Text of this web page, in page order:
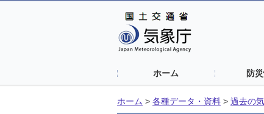
ホーム 防
ホーム > 各種データ・資料 > 過去の